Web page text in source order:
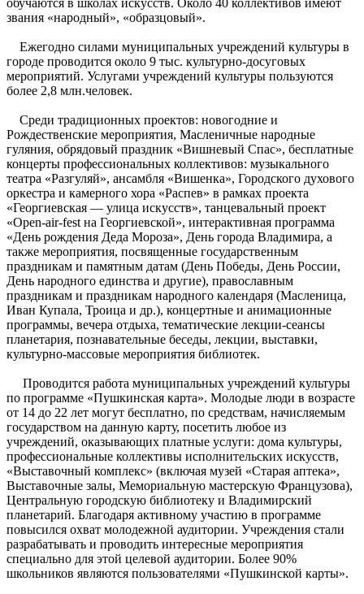
звания «народный», «образцовый».
Ежегодно силами муниципальных учреждений культуры в
городе проводится около 9 тыс. культурно-досуговых
мероприятий. Услугами учреждений культуры пользуются
более 2,8 млн.человек.
Среди традиционных проектов: новогодние и
Рождественские мероприятия, Масленичные народные
гуляния, обрядовый праздник «Вишневый Спас», бесплатные
концерты профессиональных коллективов: музыкального
театра «Разгуляй», ансамбля «Вишенка», Городского духового
оркестра и камерного хора «Распев» в рамках проекта
«Георгиевская — улица искусств», танцевальный проект
«Open-air-fest на Георгиевской», интерактивная программа
«День рождения Деда Мороза», День города Владимира, а
также мероприятия, посвященные государственным
праздникам и памятным датам (День Победы, День России,
День народного единства и другие), православным
праздникам и праздникам народного календаря (Масленица,
Иван Купала, Троица и др.), концертные и анимационные
программы, вечера отдыха, тематические лекции-сеансы
планетария, познавательные беседы, лекции, выставки,
культурно-массовые мероприятия библиотек.
Проводится работа муниципальных учреждений культуры
по программе «Пушкинская карта». Молодые люди в возрасте
от 14 до 22 лет могут бесплатно, по средствам, начисляемым
государством на данную карту, посетить любое из
учреждений, оказывающих платные услуги: дома культуры,
профессиональные коллективы исполнительских искусств,
«Выставочный комплекс» (включая музей «Старая аптека»,
Выставочные залы, Мемориальную мастерскую Французова),
Центральную городскую библиотеку и Владимирский
планетарий. Благодаря активному участию в программе
повысился охват молодежной аудитории. Учреждения стали
разрабатывать и проводить интересные мероприятия
специально для этой целевой аудитории. Более 90%
школьников являются пользователями «Пушкинской карты».